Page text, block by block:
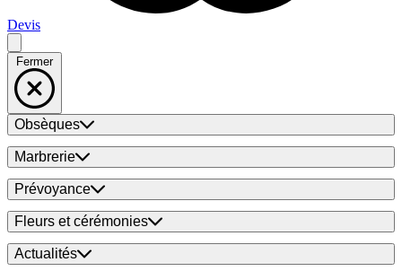
Devis
Fermer
Obsèques
Marbrerie
Prévoyance
Fleurs et cérémonies
Actualités